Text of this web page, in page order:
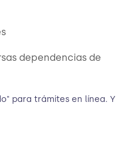
dependencias de
para trámites en línea. Y